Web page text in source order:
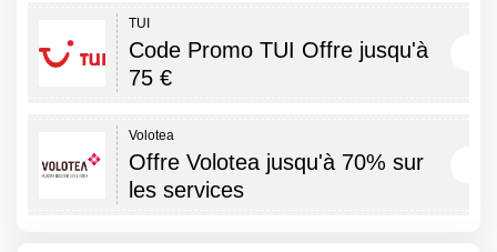
TUI
Code Promo TUI Offre jusqu'à
75 €
Volotea
Offre Volotea jusqu'à 70% sur
les services